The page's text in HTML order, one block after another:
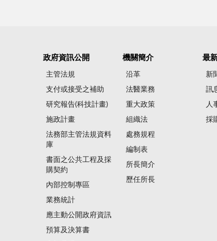
政府資訊公開
主管法規
支付或接受之補助
研究報告(科技計畫)
施政計畫
法務部主管法規資料
庫
書面之公共工程及採
購契約
內部控制專區
業務統計
應主動公開政府資訊
預算及決算書
機關簡介
沿革
法醫業務
重大政策
組織法
處務規程
編制表
所長簡介
歷任所長
最
新
訊
人
採